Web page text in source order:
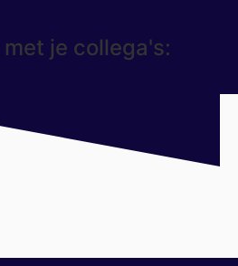
je collega's: